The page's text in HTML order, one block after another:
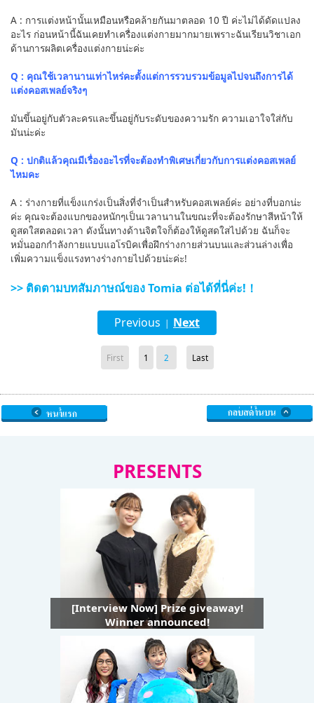
A : การแต่งหน้านั้นเหมือนหรือคล้ายกันมาตลอด 10 ปี ค่ะไม่ได้ดัดแปลง
อะไร ก่อนหน้านี้ฉันเคยทำเครื่องแต่งกายมากมายเพราะฉันเรียนวิชาเอก
ด้านการผลิตเครื่องแต่งกายน่ะค่ะ
Q : คุณใช้เวลานานเท่าไหร่คะตั้งแต่การรวบรวมข้อมูลไปจนถึงการได้
แต่งคอสเพลย์จริงๆ
มันขึ้นอยู่กับตัวละครและขึ้นอยู่กับระดับของความรัก ความเอาใจใส่กับ
มันน่ะค่ะ
Q : ปกติแล้วคุณมีเรื่องอะไรที่จะต้องทำพิเศษเกี่ยวกับการแต่งคอสเพลย์
ไหมคะ
A : ร่างกายที่แข็งแกร่งเป็นสิ่งที่จำเป็นสำหรับคอสเพลย์ค่ะ อย่างที่บอกน่ะ
ค่ะ คุณจะต้องแบกของหนักๆเป็นเวลานานในขณะที่จะต้องรักษาสีหน้าให้
ดูสดใสตลอดเวลา ดังนั้นทางด้านจิตใจก็ต้องให้ดูสดใสไปด้วย ฉันก็จะ
หมั่นออกกำลังกายแบบแอโรบิคเพื่อฝึกร่างกายส่วนบนและส่วนล่างเพื่อ
เพิ่มความแข็งแรงทางร่างกายไปด้วยน่ะค่ะ!
>> ติดตามบทสัมภาษณ์ของ Tomia ต่อได้ที่นี่ค่ะ!！
Previous | Next
First 1 2 Last
PRESENTS
[Interview Now] Prize giveaway!
Winner announced!